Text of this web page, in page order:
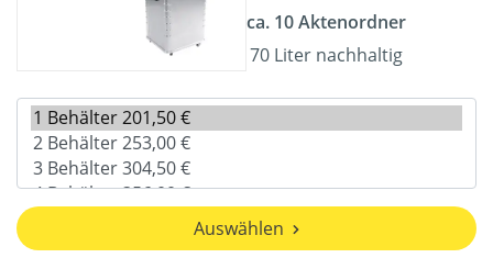
ca. 10 Aktenordner
70 Liter nachhaltig
Auswählen